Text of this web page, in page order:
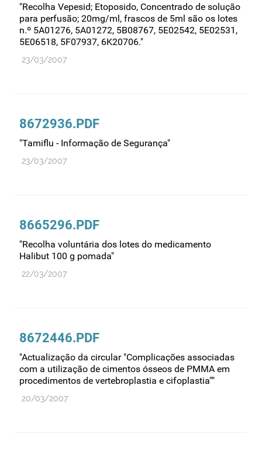
Estrutura e organização
Exercício farmacêutico
Exportação
Fabricantes
Farmácias
Gestão financeira e patrimonial
Hemoderivados
Informação institucional
Inspeção
Investigação
Legislação
Manutenção no mercado
Medicamentos de uso humano
Medicamentos genéricos
Medicamentos homeopáticos
"Recolha Vepesid; Etoposido, Concentrado de solução
para perfusão; 20mg/ml, frascos de 5ml são os lotes
n.º 5A01276, 5A01272, 5B08767, 5E02542, 5E02531,
5E06518, 5F07937, 6K20706."
23/03/2007
8672936.PDF
"Tamiflu - Informação de Segurança"
23/03/2007
8665296.PDF
"Recolha voluntária dos lotes do medicamento
Halibut 100 g pomada"
22/03/2007
8672446.PDF
"Actualização da circular "Complicações associadas
com a utilização de cimentos ósseos de PMMA em
procedimentos de vertebroplastia e cifoplastia""
20/03/2007